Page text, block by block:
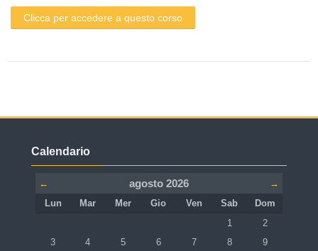
Clicca per accedere a questo corso
Calendario
← agosto 2026
→
Lunedi
Lun Martedì
Mar Mercoledì
Mer Giovedì
Gio Venerdì
Ven Sabato
Sab Domenica
Dom
Nessun evento,
1 Nessun
2
Nessun evento, lunedì 3 agosto
3 Nessun evento, martedì 4 agosto
4 Nessun evento, mercoledì 5 agosto
5 Nessun evento, giovedì 6 agosto
6 Nessun evento, venerdì 7
7 Nessun evento,
8 Nessun
9